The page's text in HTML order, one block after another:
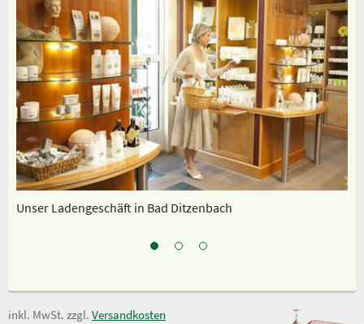
Unser Ladengeschäft in Bad Ditzenbach
inkl. MwSt. zzgl. Versandkosten